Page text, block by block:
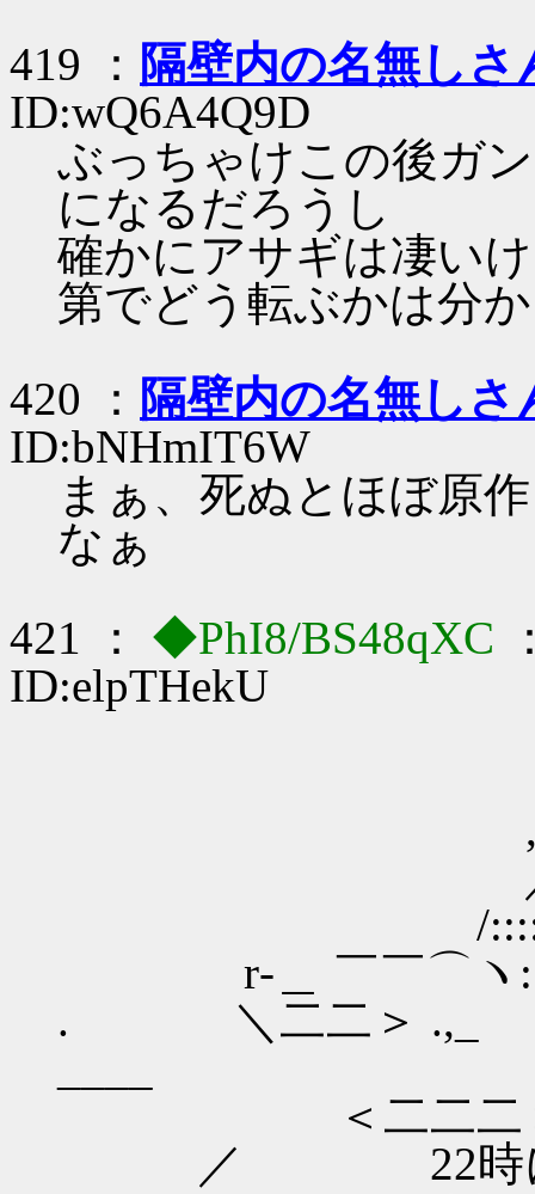
419 ： 隔壁内の名無しさ
ID:wQ6A4Q9D
ぶっちゃけこの後ガ
になるだろうし
確かにアサギは凄い
第でどう転ぶかは分
420 ： 隔壁内の名無しさ
ID:bNHmIT6W
まぁ、死ぬとほぼ原
なぁ
421 ：
◆PhI8/BS48qXC
ID:elpTHekU
, ――
／
/
r‐＿ ￣￣⌒ヽ
. ＼二二＞ .,_ ＼
＜二二二＞
／ 22時に投